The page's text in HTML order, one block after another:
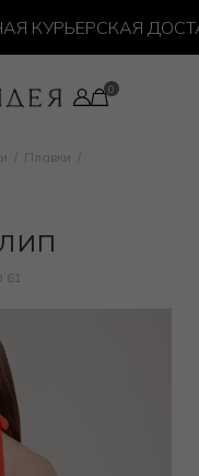
КУРЬЕРСКАЯ
Плавки
61